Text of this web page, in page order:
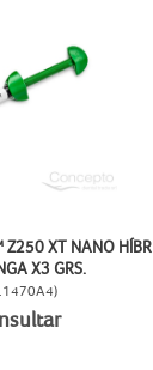
Z250 XT NANO
X3 GRS.
)